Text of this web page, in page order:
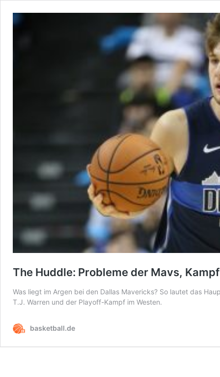
The Huddle: Probleme der Mavs,
Was liegt im Argen bei den Dallas Mavericks? So lautet das
T.J. Warren und der Playoff-Kampf im Westen.
basketball.de